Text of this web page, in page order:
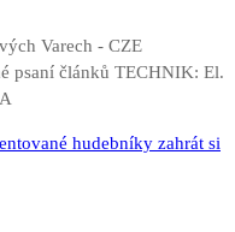
Varech - CZE
psaní článků TECHNIK: El.
hudebníky zahrát si